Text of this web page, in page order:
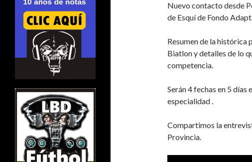
Nuevo contacto desde
de Esquí de Fondo
Resumen de la histórica
Biatlon y detalles de lo
competencia.
Serán 4 fechas en 5 días
especialidad .
Compartimos la
Provincia.